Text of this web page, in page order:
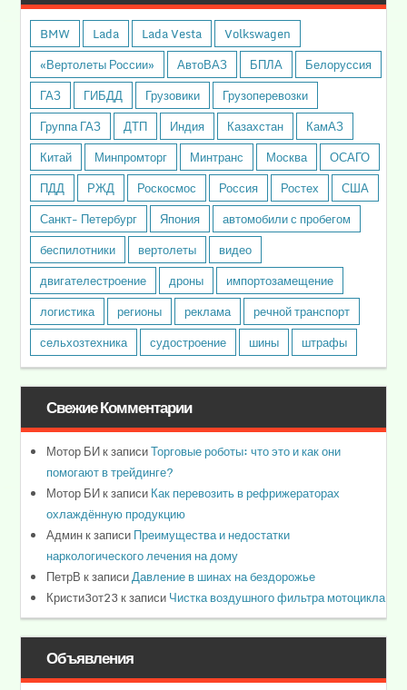
BMW Lada Lada Vesta
Volkswagen
«Вертолеты России»
АвтоВАЗ БПЛА
Белоруссия
ГАЗ
ГИБДД Грузовики
Грузоперевозки
Группа ГАЗ
ДТП Индия Казахстан
КамАЗ
Китай
Минпромторг Минтранс Москва
ОСАГО
ПДД
РЖД Роскосмос Россия Ростех
США
Санкт- Петербург
Япония
автомобили с пробегом
беспилотники
вертолеты
видео
двигателестроение
дроны
импортозамещение
логистика
регионы реклама
речной транспорт
сельхозтехника
судостроение шины штрафы
Свежие Комментарии
Мотор БИк записиТорговые роботы: что это и как они
помогают в трейдинге?
Мотор БИк записиКак перевозить в рефрижераторах
охлаждённую продукцию
Админк записиПреимущества и недостатки
наркологического лечения на дому
ПетрВ к записиДавление в шинах на бездорожье
Кристи3от23 к записиЧистка воздушного фильтра мотоцикла
Объявления